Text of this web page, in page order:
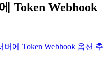
Token Webhook
버에 Token Webhook 옵션 추